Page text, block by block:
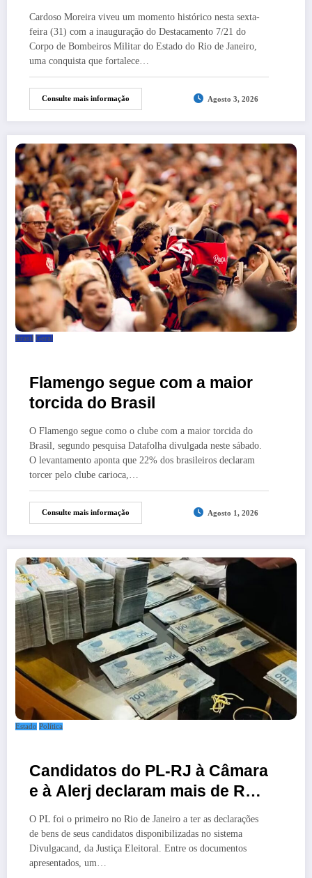
Corpo de Bombeiros
Cardoso Moreira viveu um momento histórico nesta sexta-
feira (31) com a inauguração do Destacamento 7/21 do
Corpo de Bombeiros Militar do Estado do Rio de Janeiro,
uma conquista que fortalece…
Consulte mais informação Agosto 3, 2026
Brasil Geral
Flamengo segue com a maior
torcida do Brasil
O Flamengo segue como o clube com a maior torcida do
Brasil, segundo pesquisa Datafolha divulgada neste sábado.
O levantamento aponta que 22% dos brasileiros declaram
torcer pelo clube carioca,…
Consulte mais informação Agosto 1, 2026
Estado Política
Candidatos do PL-RJ à Câmara
e à Alerj declaram mais de R$
3,2 milhões em dinheiro vivo;
maioria ocupa ou já ocupou
cargo público
O PL foi o primeiro no Rio de Janeiro a ter as declarações
de bens de seus candidatos disponibilizadas no sistema
Divulgacand, da Justiça Eleitoral. Entre os documentos
apresentados, um…